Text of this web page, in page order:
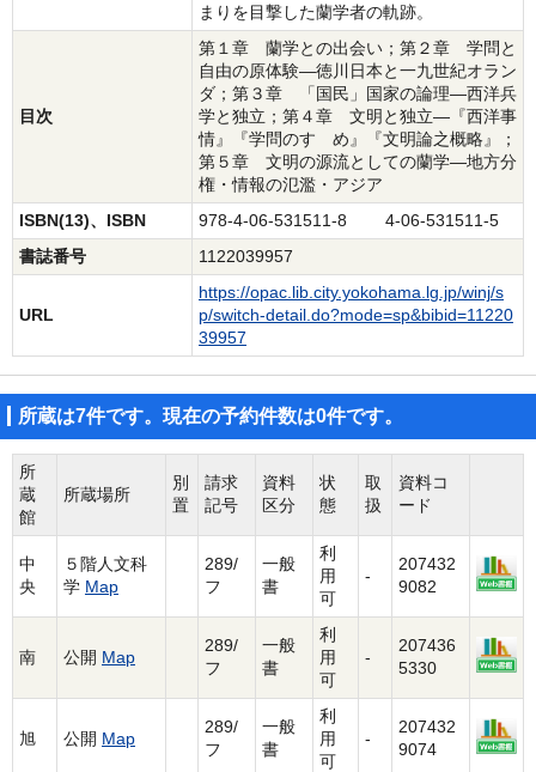
まりを目撃した蘭学者の軌跡。
目次
第１章 蘭学との出会い；第２章 学問と
自由の原体験―徳川日本と一九世紀オラン
ダ；第３章 「国民」国家の論理―西洋兵
学と独立；第４章 文明と独立―『西洋事
情』『学問のすゝめ』『文明論之概略』；
第５章 文明の源流としての蘭学―地方分
権・情報の氾濫・アジア
ISBN(13)、ISBN
978-4-06-531511-8 4-06-531511-5
書誌番号
1122039957
URL
https://opac.lib.city.yokohama.lg.jp/winj/s
p/switch-detail.do?mode=sp&bibid=11220
39957
所蔵は7件です。現在の予約件数は0件です。
所
蔵
館
所蔵場所
別
置
請求
記号
資料
区分
状
態
取
扱
資料コ
ード
中
央
５階人文科
学 Map
289/
フ
一般
書
利
用
可
-
207432
9082
南 公開 Map
289/
フ
一般
書
利
用
可
-
207436
5330
旭 公開 Map
289/
フ
一般
書
利
用
可
-
207432
9074